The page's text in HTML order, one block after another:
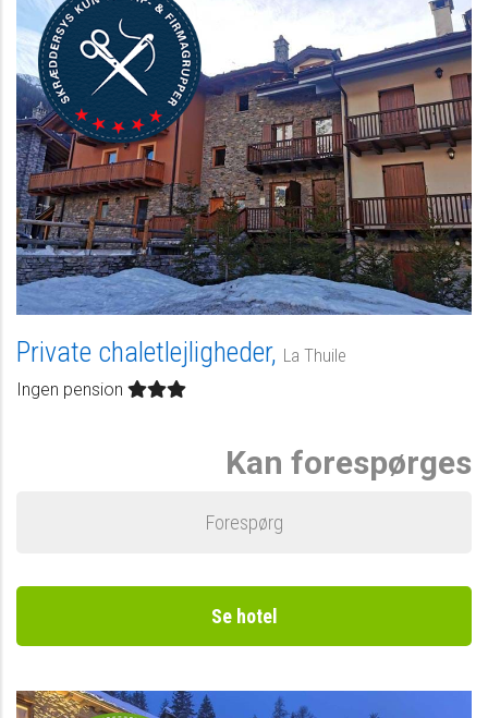
Private chaletlejligheder, La Thuile
Ingen pension
Kan forespørges
Forespørg
Se hotel